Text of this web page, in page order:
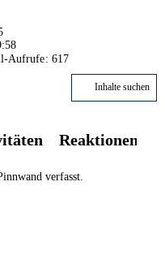
Aufrufe 617
Inhalte suchen
Reaktionen
verfasst.